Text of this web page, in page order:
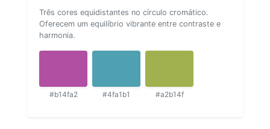
Três cores equidistantes no círculo cromático.
Oferecem um equilíbrio vibrante entre contraste e
harmonia.
#b14fa2 #4fa1b1 #a2b14f